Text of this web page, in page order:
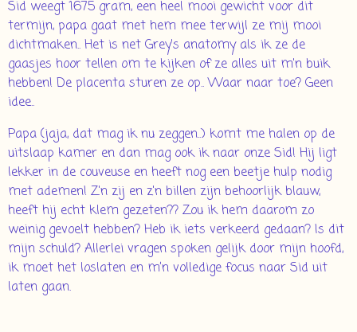
Sid weegt 1675 gram, een heel mooi gewicht voor dit
termijn, papa gaat met hem mee terwijl ze mij mooi
dichtmaken.. Het is net Grey's anatomy als ik ze de
gaasjes hoor tellen om te kijken of ze alles uit m'n buik
hebben! De placenta sturen ze op.. Waar naar toe? Geen
idee..
Papa (jaja, dat mag ik nu zeggen..) komt me halen op de
uitslaap kamer en dan mag ook ik naar onze Sid! Hij ligt
lekker in de couveuse en heeft nog een beetje hulp nodig
met ademen! Z'n zij en z'n billen zijn behoorlijk blauw,
heeft hij echt klem gezeten?? Zou ik hem daarom zo
weinig gevoelt hebben? Heb ik iets verkeerd gedaan? Is dit
mijn schuld? Allerlei vragen spoken gelijk door mijn hoofd,
ik moet het loslaten en m’n volledige focus naar Sid uit
laten gaan.